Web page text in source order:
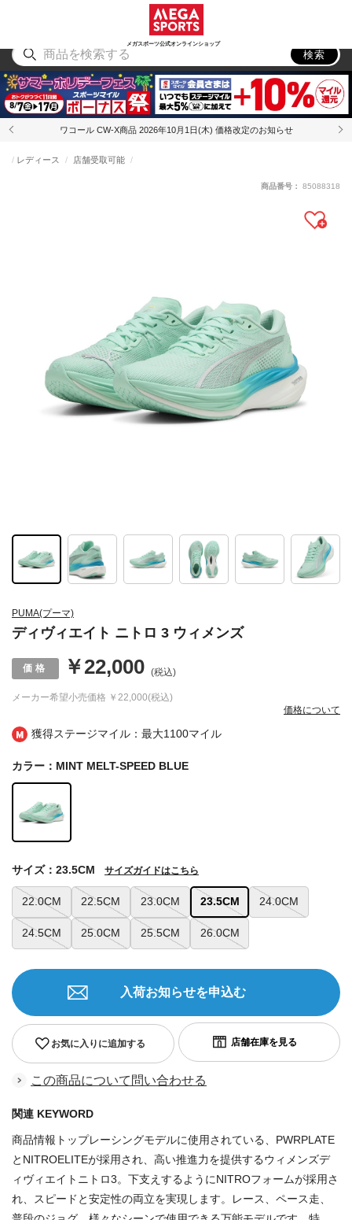
メガスポーツ公式オンラインショップ
アウトドア
検索
ワコール CW-X商品 2026年10月1日(木) 価格改定のお知らせ
獲得ステージマイル：最大1100マイル
PUMA(プーマ)
ディヴィエイト ニトロ 3 ウィメンズ
レディース 店舗受取可能
メーカー希望小売価格 ￥22,000(税込)
￥22,000 (税込)
価格について
商品番号： 85088318
カラー：MINT MELT-SPEED BLUE
22.0CM 22.5CM 23.0CM 23.5CM 24.0CM
24.5CM 25.0CM 25.5CM 26.0CM
サイズ：23.5CM サイズガイドはこちら
お気に入りに追加する
入荷お知らせを申込む
この商品について問い合わせる
関連 KEYWORD
商品情報トップレーシングモデルに使用されている、PWRPLATE
とNITROELITEが採用され、高い推進力を提供するウィメンズデ
ィヴィエイトニトロ3。下支えするようにNITROフォームが採用さ
れ、スピードと安定性の両立を実現します。レース、ペース走、